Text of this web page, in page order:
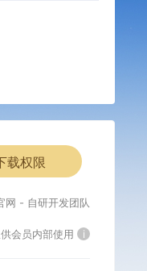
载权限
网 - 自研开发团队
会员内部使用 i